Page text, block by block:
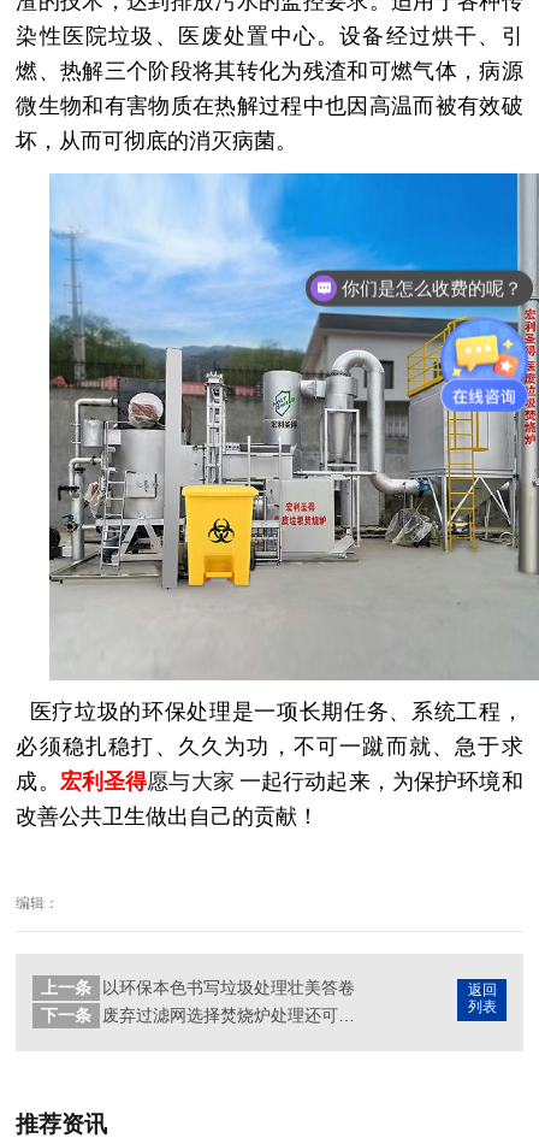
染性医院垃圾、医废处置中心。设备经过烘干、引
燃、热解三个阶段将其转化为残渣和可燃气体，病源
微生物和有害物质在热解过程中也因高温而被有效破
坏，从而可彻底的消灭病菌。
医疗垃圾的环保处理是一项长期任务、系统工程，
必须稳扎稳打、久久为功，不可一蹴而就、急于求
成。 宏利圣得愿与大家 一起行动起来，为保护环境和
改善公共卫生做出自己的贡献！
编辑：
返回
列表
上一条
以环保本色书写垃圾处理壮美答卷
下一条
推荐资讯
你们是怎么收费的呢？